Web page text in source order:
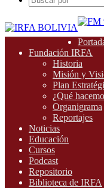
Fundación IRFA
Historia
Misión y
Plan
¿Qué
Organigrama
Reportajes
Noticias
Educación
Cursos
Podcast
Repositorio
Biblioteca de IRFA